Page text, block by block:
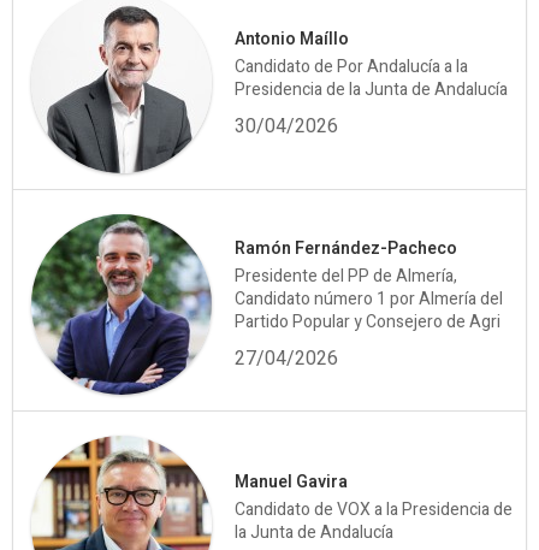
Antonio Maíllo
Candidato de Por Andalucía a la
Presidencia de la Junta de Andalucía
30/04/2026
Ramón Fernández-Pacheco
Presidente del PP de Almería,
Candidato número 1 por Almería del
Partido Popular y Consejero de Agri
27/04/2026
Manuel Gavira
Candidato de VOX a la Presidencia de
la Junta de Andalucía